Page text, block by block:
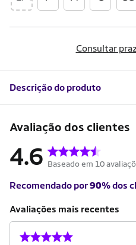
Consultar
Descrição do produto
Avaliação dos clientes
4.6 Baseado em 10
Recomendado por90%dos
Avaliações mais recentes